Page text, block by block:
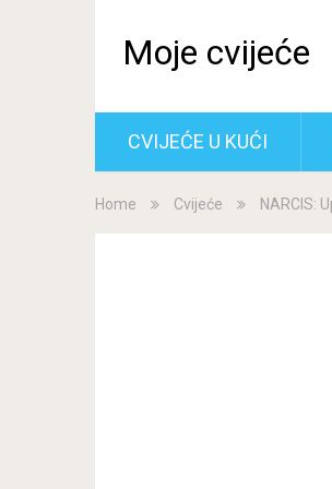
Moje cvijeće
CVIJEĆE U KUĆI
Home Cvijeće NARCIS: